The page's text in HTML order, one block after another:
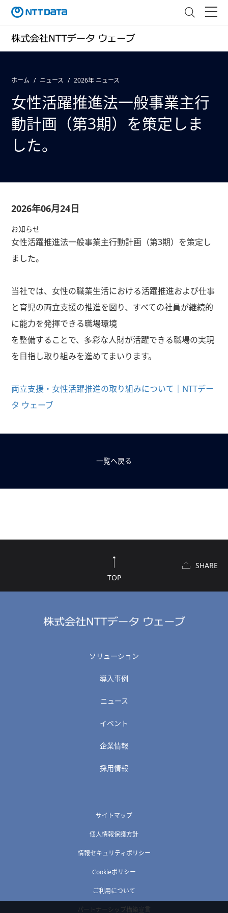
ホーム ニュース 2026年 ニュース
女性活躍推進法一般事業主行
動計画（第3期）を策定しま
した。
2026年06月24日
お知らせ
女性活躍推進法一般事業主行動計画（第3期）を策定し
ました。
当社では、女性の職業生活における活躍推進および仕事
と育児の両立支援の推進を図り、すべての社員が継続的
に能力を発揮できる職場環境
を整備することで、多彩な人財が活躍できる職場の実現
を目指し取り組みを進めてまいります。
両立支援・女性活躍推進の取り組みについて｜NTTデー
タ ウェーブ
一覧へ戻る
TOP
SHARE
ソリューション
導入事例
ニュース
イベント
企業情報
採用情報
サイトマップ
個人情報保護方針
情報セキュリティポリシー
Cookieポリシー
ご利用について
パートナーシップ構築宣言